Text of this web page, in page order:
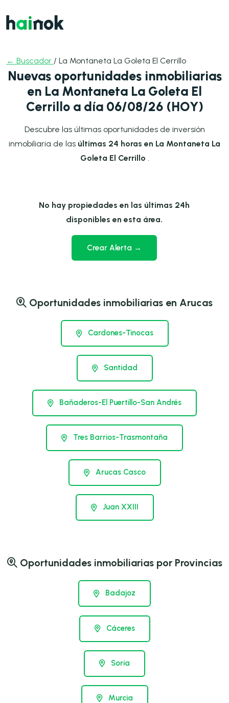
← Buscador / La Montaneta La Goleta El Cerrillo
Nuevas oportunidades inmobiliarias
en La Montaneta La Goleta El
Cerrillo a día 06/08/26 (HOY)
Descubre las últimas oportunidades de inversión
inmobiliaria de las últimas 24 horas en La Montaneta La
Goleta El Cerrillo
No hay propiedades en las últimas 24h
disponibles en esta área.
Crear Alerta →
Oportunidades inmobiliarias en Arucas
Cardones-Tinocas
Santidad
Bañaderos-El Puertillo-San Andrés
Tres Barrios-Trasmontaña
Arucas Casco
Juan XXIII
Oportunidades inmobiliarias por Provincias
Badajoz
Cáceres
Soria
Murcia